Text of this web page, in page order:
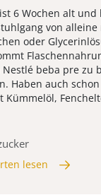
6 Wochen alt und
von
oder
Nestlé beba pre zu
Haben auch
Kümmelöl,
lesen